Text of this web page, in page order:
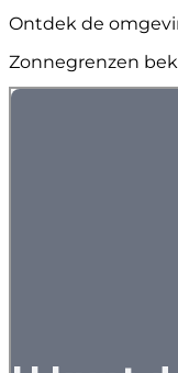
Ontdek de
Zonnegrenzen